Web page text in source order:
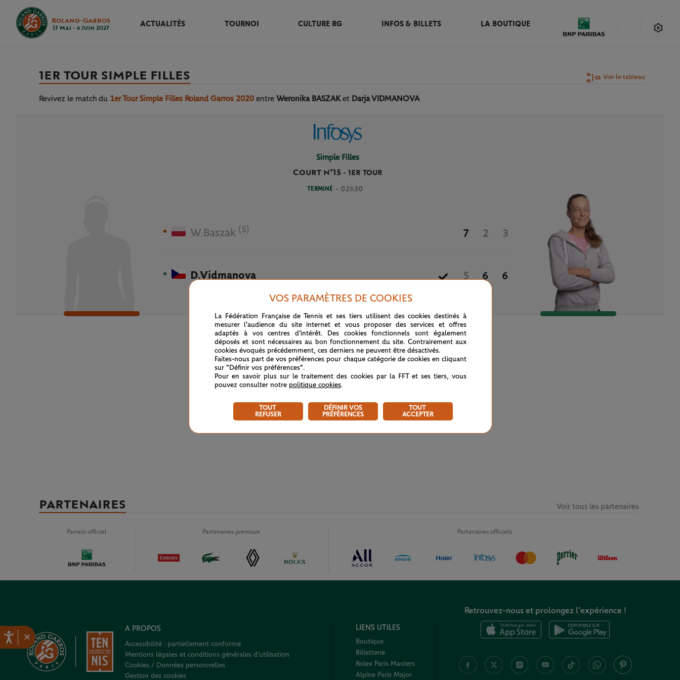
×
Roland-Garros
17 Mai - 6 Juin 2027
ACTUALITÉS TOURNOI CULTURE RG INFOS & BILLETS LA BOUTIQUE
1ER TOUR SIMPLE FILLES Voir le tableau
Revivez le match du 1er Tour Simple Filles Roland Garros 2020 entre Weronika BASZAK et Darja VIDMANOVA
Simple Filles
Court n°15 -1ER TOUR
TERMINÉ - 02h30
W.Baszak (5) 7 2 3
D.Vidmanova 5 6 6
5 OCTOBRE 2020
PARTENAIRES
Parrain officiel Partenaires premium Partenaires officiels
Voir tous les partenaires
A PROPOS
Accessibilité : partiellement conforme
Mentions légales et conditions générales d'utilisation
Cookies / Données personnelles
Gestion des cookies
LIENS UTILES
Boutique
Billetterie
Rolex Paris Masters
Alpine Paris Major
Retrouvez-nous et prolongez l’expérience !
VOS PARAMÈTRES DE COOKIES
La Fédération Française de Tennis et ses tiers utilisent des cookies destinés à
mesurer l'audience du site internet et vous proposer des services et offres
adaptés à vos centres d'intérêt. Des cookies fonctionnels sont également
déposés et sont nécessaires au bon fonctionnement du site. Contrairement aux
cookies évoqués précédemment, ces derniers ne peuvent être désactivés.
Faites-nous part de vos préférences pour chaque catégorie de cookies en cliquant
sur "Définir vos préférences".
Pour en savoir plus sur le traitement des cookies par la FFT et ses tiers, vous
pouvez consulter notre politique cookies.
TOUT
REFUSER
DÉFINIR VOS
PRÉFÉRENCES
TOUT
ACCEPTER